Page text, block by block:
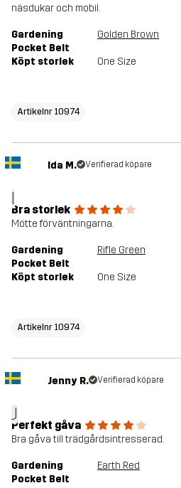
näsdukar och mobil.
Gardening
Pocket Belt
Golden Brown
Köpt storlek One Size
Artikelnr 10974
I
Ida M. Verifierad köpare
Bra storlek
Mötte förväntningarna.
Gardening
Pocket Belt
Rifle Green
Köpt storlek One Size
Artikelnr 10974
J
Jenny R. Verifierad köpare
Perfekt gåva
Bra gåva till trädgårdsintresserad.
Gardening
Pocket Belt
Earth Red